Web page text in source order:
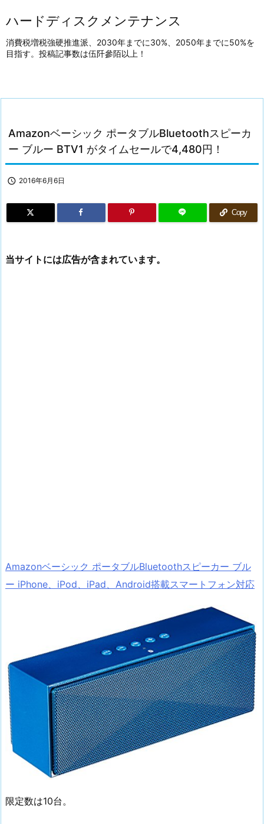
ハードディスクメンテナンス
消費税増税強硬推進派、2030年までに30%、2050年までに50%を
目指す。投稿記事数は伍阡參陌以上！
Amazonベーシック ポータブルBluetoothスピーカ
ー ブルー BTV1 がタイムセールで4,480円！
 2016年6月6日
Copy
当サイトには広告が含まれています。
Amazonベーシック ポータブルBluetoothスピーカー ブル
ー iPhone、iPod、iPad、Android搭載スマートフォン対応
限定数は10台。